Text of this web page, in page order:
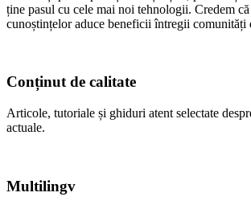
ține pasul cu cele mai noi tehnologii. Credem că
cunoștințelor aduce beneficii întregii comunități
Conținut de calitate
Articole, tutoriale și ghiduri atent selectate
actuale.
Multilingv